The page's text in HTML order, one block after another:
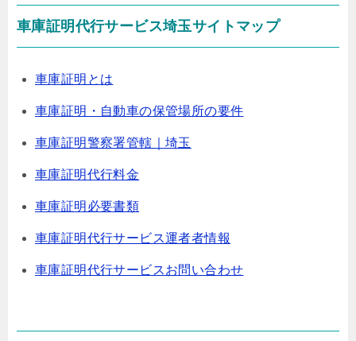
車庫証明代行サービス埼玉サイトマップ
車庫証明とは
車庫証明・自動車の保管場所の要件
車庫証明警察署管轄｜埼玉
車庫証明代行料金
車庫証明必要書類
車庫証明代行サービス運者者情報
車庫証明代行サービスお問い合わせ